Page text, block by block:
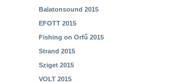
Balatonsound 2015
EFOTT 2015
Fishing on Orfű 2015
Strand 2015
Sziget 2015
VOLT 2015